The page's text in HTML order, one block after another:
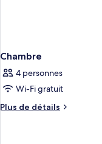
Chambre
4 personnes
Wi-Fi gratuit
Plus de détails
Plus